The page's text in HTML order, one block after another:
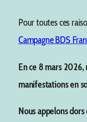
Pour toutes ces
Campagne BDS
En ce 8 mars
manifestations en
Nous appelons